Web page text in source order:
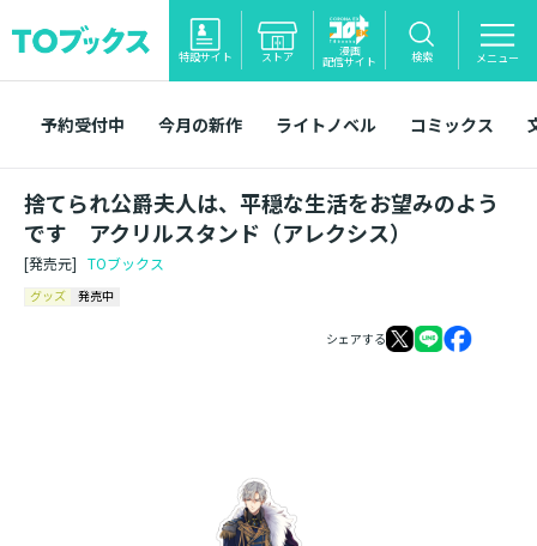
特設サイト ストア 漫画
配信サイト 検索 メニュー
予約受付中 今月の新作 ライトノベル コミックス
捨てられ公爵夫人は、平穏な生活をお望みのよう
です アクリルスタンド（アレクシス）
[発売元] TOブックス
グッズ 発売中
シェアする